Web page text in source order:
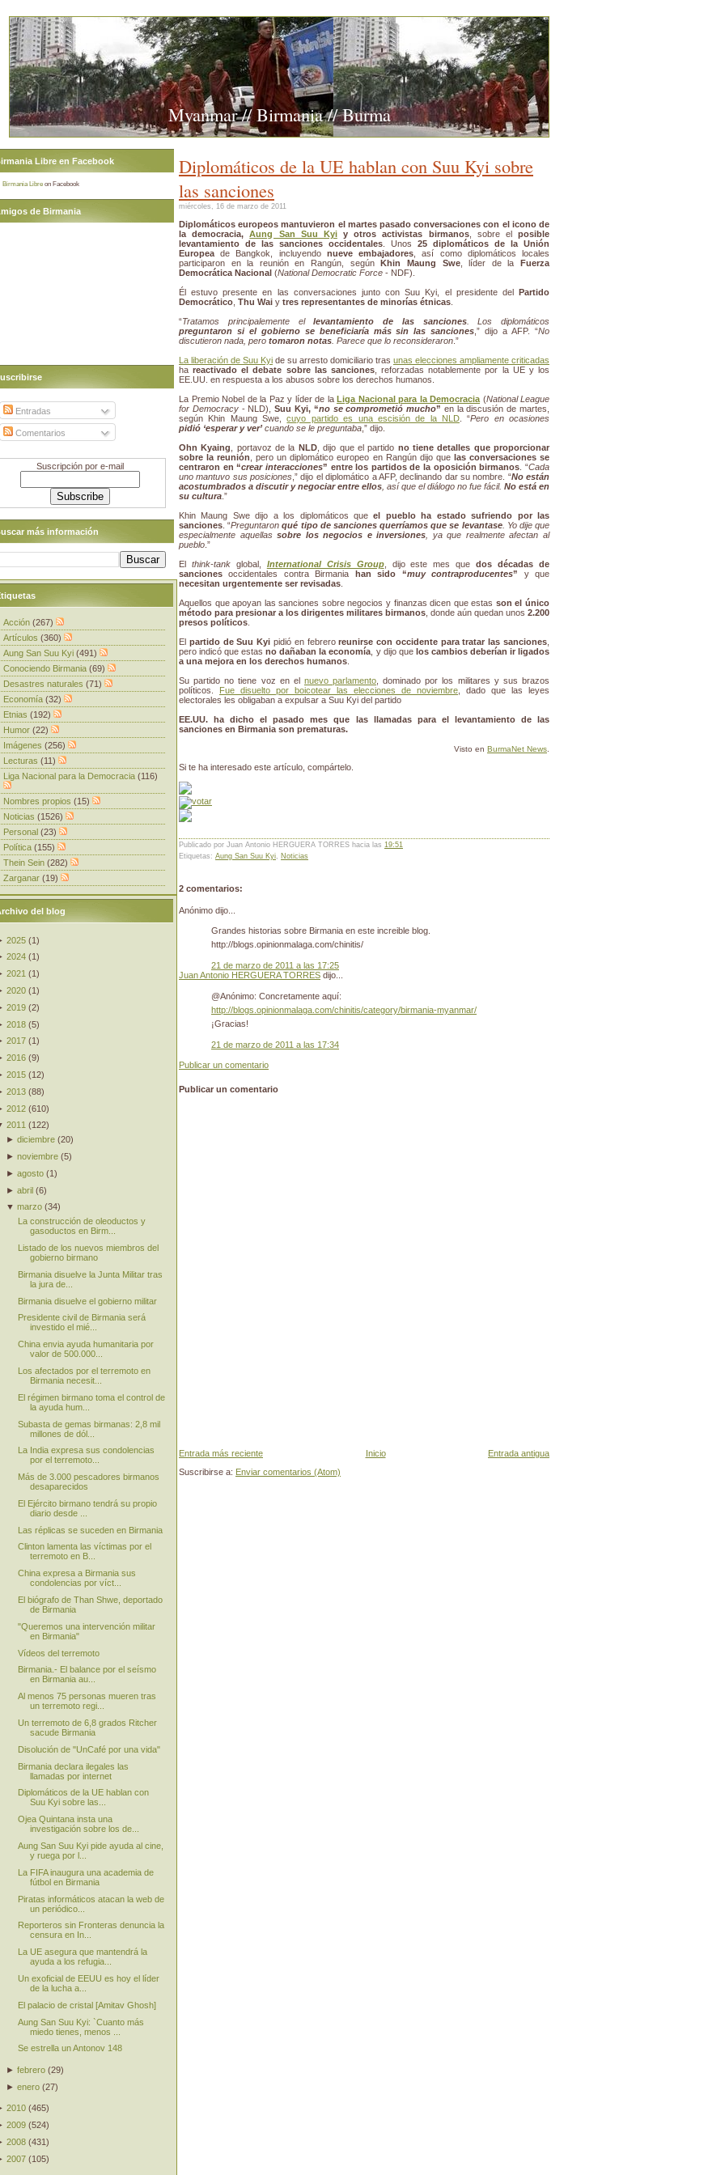
Myanmar // Birmania // Burma
Diplomáticos de la UE hablan con Suu Kyi sobre
las sanciones
miércoles, 16 de marzo de 2011
Diplomáticos europeos mantuvieron el martes pasado conversaciones con el icono de
la democracia,Aung San Suu Kyiy otros activistas birmanos, sobre elposible
levantamiento de las sanciones occidentales . Unos 25 diplomáticos de la Unión
Europea de Bangkok, incluyendo nueve embajadores , así como diplomáticos locales
participaron en la reunión en Rangún, segúnKhin Maung Swe, líder de laFuerza
Democrática Nacional (National Democratic Force - NDF).
Él estuvo presente en las conversaciones junto con Suu Kyi, el presidente del Partido
Democrático Thu Wai y tres representantes de minorías étnicas
“Tratamos principalemente ellevantamiento de las sanciones. Los diplomáticos
preguntaron si el gobierno se beneficiaría más sin las sanciones ,” dijo a AFP. “No
discutieron nada, pero tomaron notas . Parece que lo reconsideraron .”
La liberación de Suu Kyi de su arresto domiciliario tras unas elecciones ampliamente criticadas
hareactivado el debate sobre las sanciones, reforzadas notablemente por la UE y los
EE.UU. en respuesta a los abusos sobre los derechos humanos.
La Premio Nobel de la Paz y líder de la Liga Nacional para la Democracia (National League
for Democracy- NLD),Suu Kyi, “no se comprometió mucho” en la discusión de martes,
según Khin Maung Swe,cuyo partido es una escisión de la NLD. “Pero en ocasiones
pidió ‘esperar y ver’ cuando se le preguntaba ,” dijo.
Ohn Kyaing
, portavoz de la NLD, dijo que el partido no tiene detalles que proporcionar
sobre la reunión , pero un diplomático europeo en Rangún dijo que las conversaciones se
centraron en “crear interacciones” entre los partidos de la oposición birmanos . “Cada
uno mantuvo sus posiciones ,” dijo el diplomático a AFP, declinando dar su nombre. “No están
acostumbrados a discutir y negociar entre ellos , así que el diálogo no fue fácil. No está en
su cultura .”
Khin Maung Swe dijo a los diplomáticos queel pueblo ha estado sufriendo por las
sanciones . “Preguntaronqué tipo de sanciones querríamos que se levantase. Yo dije que
especialmente aquellassobre los negocios e inversiones , ya que realmente afectan al
pueblo .”
El think-tankglobal, International Crisis Group, dijo este mes quedos décadas de
sanciones occidentales contra Birmania han sido “muy contraproducentes” y que
necesitan urgentemente ser revisadas
Aquellos que apoyan las sanciones sobre negocios y finanzas dicen que estas son el único
método para presionar a los dirigentes militares birmanos , donde aún quedan unos 2.200
presos políticos
El partido de Suu Kyi pidió en febreroreunirse con occidente para tratar las sanciones
pero indicó que estasno dañaban la economía , y dijo que los cambios deberían ir ligados
a una mejora en los derechos humanos
Su partido no tiene voz en el nuevo parlamento , dominado por los militares y sus brazos
políticos. Fue disuelto por boicotear las elecciones de noviembre , dado que las leyes
electorales les obligaban a expulsar a Suu Kyi del partido
EE.UU. ha dicho el pasado mes que las llamadas para el levantamiento de las
sanciones en Birmania son prematuras.
Visto en BurmaNet News
Si te ha interesado este artículo, compártelo.
Publicado por Juan Antonio HERGUERA TORRES hacia las 19:51
Etiquetas: Aung San Suu Kyi, Noticias
2 comentarios:
Anónimo dijo...
Grandes historias sobre Birmania en este increible blog.
http://blogs.opinionmalaga.com/chinitis/
21 de marzo de 2011 a las 17:25
Juan Antonio HERGUERA TORRES dijo...
@Anónimo: Concretamente aquí:
http://blogs.opinionmalaga.com/chinitis/category/birmania-myanmar/
¡Gracias!
21 de marzo de 2011 a las 17:34
Publicar un comentario
Publicar un comentario
Entrada más reciente Entrada antigua
Inicio
Suscribirse a: Enviar comentarios (Atom)
Libre en Facebook
Birmania Libre on Facebook
de Birmania
Entradas
Comentarios
Suscripción por e-mail
más información
Acción (267)
Artículos (360)
Aung San Suu Kyi (491)
Conociendo Birmania (69)
Desastres naturales (71)
Economía (32)
Etnias (192)
Humor (22)
Imágenes (256)
Lecturas (11)
Liga Nacional para la Democracia (116)
Nombres propios (15)
Noticias (1526)
Personal (23)
Política (155)
Thein Sein (282)
Zarganar (19)
del blog
2025 (1)
2024 (1 )
2021 (1)
2020 (1)
2019 (2)
2018 (5)
2017 (1 )
2016 (9)
2015 (12)
2013 (88)
2012 (610)
2011 (122)
►diciembre (20)
►noviembre (5)
►agosto (1)
►abril (6)
▼marzo (34)
La construcción de oleoductos y
gasoductos en Birm...
Listado de los nuevos miembros del
gobierno birmano
Birmania disuelve la Junta Militar tras
la jura de...
Birmania disuelve el gobierno militar
Presidente civil de Birmania será
investido el mié...
China envia ayuda humanitaria por
valor de 500.000...
Los afectados por el terremoto en
Birmania necesit...
El régimen birmano toma el control de
la ayuda hum...
Subasta de gemas birmanas: 2,8 mil
millones de dól...
La India expresa sus condolencias
por el terremoto...
Más de 3.000 pescadores birmanos
desaparecidos
El Ejército birmano tendrá su propio
diario desde ...
Las réplicas se suceden en Birmania
Clinton lamenta las víctimas por el
terremoto en B...
China expresa a Birmania sus
condolencias por víct...
El biógrafo de Than Shwe, deportado
de Birmania
"Queremos una intervención militar
en Birmania"
Vídeos del terremoto
Birmania.- El balance por el seísmo
en Birmania au...
Al menos 75 personas mueren tras
un terremoto regi...
Un terremoto de 6,8 grados Ritcher
sacude Birmania
Disolución de "UnCafé por una vida"
Birmania declara ilegales las
llamadas por internet
Diplomáticos de la UE hablan con
Suu Kyi sobre las...
Ojea Quintana insta una
investigación sobre los de...
Aung San Suu Kyi pide ayuda al cine,
y ruega por l...
La FIFA inaugura una academia de
fútbol en Birmania
Piratas informáticos atacan la web de
un periódico...
Reporteros sin Fronteras denuncia la
censura en In...
La UE asegura que mantendrá la
ayuda a los refugia...
Un exoficial de EEUU es hoy el líder
de la lucha a...
El palacio de cristal [Amitav Ghosh]
Aung San Suu Kyi: `Cuanto más
miedo tienes, menos ...
Se estrella un Antonov 148
►febrero (29)
►enero (27)
2010 (465)
2009 (524)
2008 (431)
2007 (105)